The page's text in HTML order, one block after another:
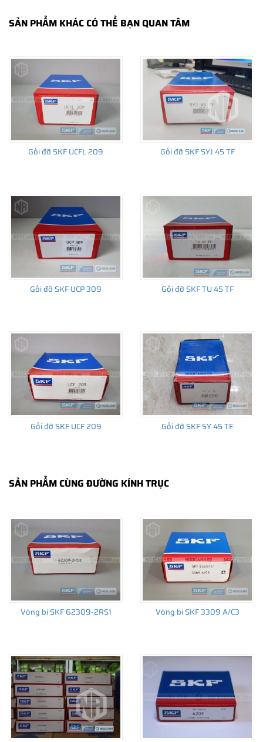
THÔNG TIN HỮU ÍCH
• Xuất xứ vòng bi SKF chính hãng ở đâu?
• Chất lượng vòng bi SKF chính hãng
SẢN PHẨM KHÁC CÓ THỂ BẠN QUAN TÂM
Gối đỡ SKF UCFL 209 Gối đỡ SKF SYJ 45 TF
Gối đỡ SKF UCP 309 Gối đỡ SKF TU 45 TF
Gối đỡ SKF UCF 209 Gối đỡ SKF SY 45 TF
SẢN PHẨM CÙNG ĐƯỜNG KÍNH TRỤC
Vòng bi SKF 62309-2RS1 Vòng bi SKF 3309 A/C3